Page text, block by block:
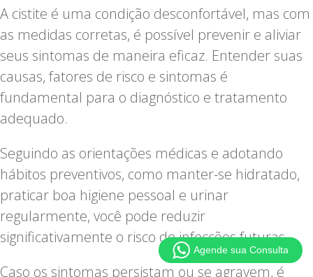
A cistite é uma condição desconfortável, mas com
as medidas corretas, é possível prevenir e aliviar
seus sintomas de maneira eficaz. Entender suas
causas, fatores de risco e sintomas é
fundamental para o diagnóstico e tratamento
adequado.
Seguindo as orientações médicas e adotando
hábitos preventivos, como manter-se hidratado,
praticar boa higiene pessoal e urinar
regularmente, você pode reduzir
significativamente o risco de infecções futuras.
Caso os sintomas persistam ou se agravem, é
Agende sua Consulta